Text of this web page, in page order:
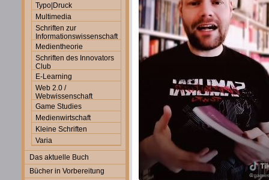
Typo|Druck
Multimedia
Schriften zur
Informationswissenschaft
Medientheorie
Schriften des Innovators
Club
E-Learning
Web 2.0 /
Webwissenschaft
Game Studies
Medienwirtschaft
Kleine Schriften
Varia
Das aktuelle Buch
Bücher in Vorbereitung